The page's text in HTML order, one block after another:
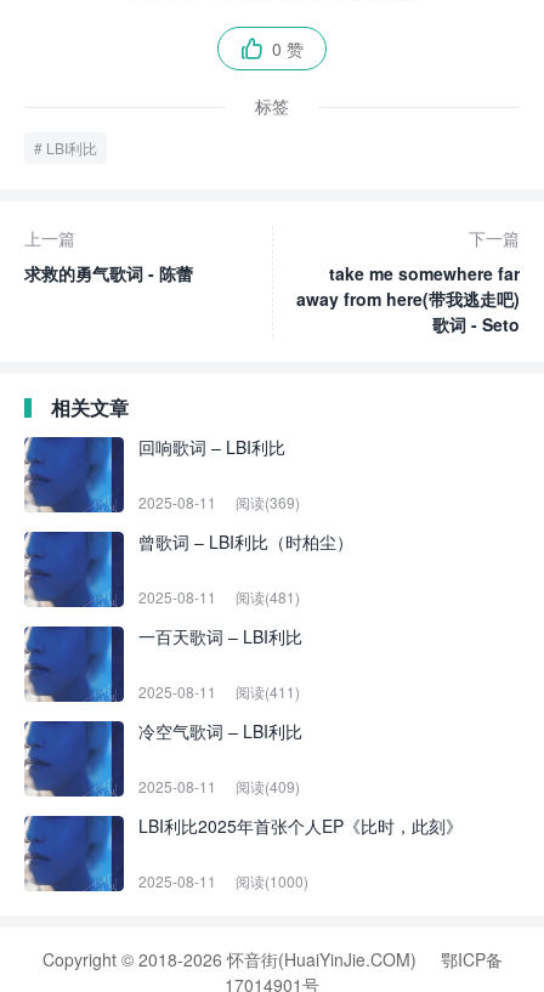
 0 赞
标签
LBI利比
上一篇
求救的勇气歌词 - 陈蕾
下一篇
take me somewhere far
away from here(带我逃走吧)
歌词 - Seto
相关文章
回响歌词 – LBI利比
2025-08-11 阅读(369)
曾歌词 – LBI利比（时柏尘）
2025-08-11 阅读(481)
一百天歌词 – LBI利比
2025-08-11 阅读(411)
冷空气歌词 – LBI利比
2025-08-11 阅读(409)
LBI利比2025年首张个人EP《比时，此刻》
2025-08-11 阅读(1000)
Copyright © 2018-2026 怀音街(HuaiYinJie.COM)
鄂ICP备
17014901号